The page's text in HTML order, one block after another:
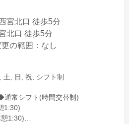
宮北口 徒歩5分
北口 徒歩5分
の範囲：なし
土, 日, 祝, シフト制
通常シフト(時間交替制)
1:30)
1:30)